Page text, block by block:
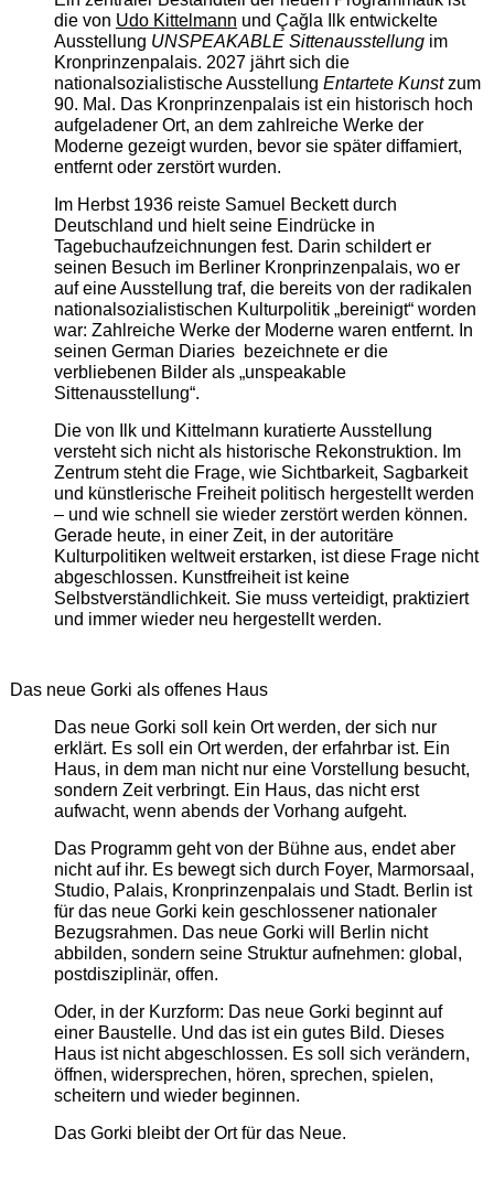
die von Udo Kittelmann und Çağla Ilk entwickelte
Ausstellung UNSPEAKABLE Sittenausstellungim
Kronprinzenpalais. 2027 jährt sich die
nationalsozialistische Ausstellung Entartete Kunstzum
90. Mal. Das Kronprinzenpalais ist ein historisch hoch
aufgeladener Ort, an dem zahlreiche Werke der
Moderne gezeigt wurden, bevor sie später diffamiert,
entfernt oder zerstört wurden.
Im Herbst 1936 reiste Samuel Beckett durch
Deutschland und hielt seine Eindrücke in
Tagebuchaufzeichnungen fest. Darin schildert er
seinen Besuch im Berliner Kronprinzenpalais, wo er
auf eine Ausstellung traf, die bereits von der radikalen
nationalsozialistischen Kulturpolitik „bereinigt“ worden
war: Zahlreiche Werke der Moderne waren entfernt. In
seinen German Diaries bezeichnete er die
verbliebenen Bilder als „unspeakable
Sittenausstellung“.
Die von Ilk und Kittelmann kuratierte Ausstellung
versteht sich nicht als historische Rekonstruktion. Im
Zentrum steht die Frage, wie Sichtbarkeit, Sagbarkeit
und künstlerische Freiheit politisch hergestellt werden
– und wie schnell sie wieder zerstört werden können.
Gerade heute, in einer Zeit, in der autoritäre
Kulturpolitiken weltweit erstarken, ist diese Frage nicht
abgeschlossen. Kunstfreiheit ist keine
Selbstverständlichkeit. Sie muss verteidigt, praktiziert
und immer wieder neu hergestellt werden.
Das neue Gorki als offenes Haus
Das neue Gorki soll kein Ort werden, der sich nur
erklärt. Es soll ein Ort werden, der erfahrbar ist. Ein
Haus, in dem man nicht nur eine Vorstellung besucht,
sondern Zeit verbringt. Ein Haus, das nicht erst
aufwacht, wenn abends der Vorhang aufgeht.
Das Programm geht von der Bühne aus, endet aber
nicht auf ihr. Es bewegt sich durch Foyer, Marmorsaal,
Studio, Palais, Kronprinzenpalais und Stadt. Berlin ist
für das neue Gorki kein geschlossener nationaler
Bezugsrahmen. Das neue Gorki will Berlin nicht
abbilden, sondern seine Struktur aufnehmen: global,
postdisziplinär, offen.
Oder, in der Kurzform: Das neue Gorki beginnt auf
einer Baustelle. Und das ist ein gutes Bild. Dieses
Haus ist nicht abgeschlossen. Es soll sich verändern,
öffnen, widersprechen, hören, sprechen, spielen,
scheitern und wieder beginnen.
Das Gorki bleibt der Ort für das Neue.